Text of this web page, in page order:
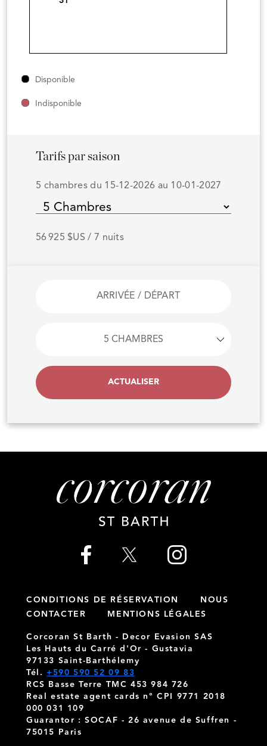
Disponible
Indisponible
Tarifs par saison
5 chambres du 15-12-2026 au 10-01-2027
56 925 $US / 7 nuits
ACTUALISER
CONDITIONS DE RÉSERVATION
NOUS
CONTACTER
MENTIONS LÉGALES
Corcoran St Barth - Decor Evasion SAS
Les Hauts du Carré d'Or - Gustavia
97133 Saint-Barthélemy
Tél. +590 590 52 09 83
RCS Basse Terre TMC 453 984 726
Real estate agent cards n° CPI 9771 2018
000 031 109
Guarantor : SOCAF - 26 avenue de Suffren -
75015 Paris